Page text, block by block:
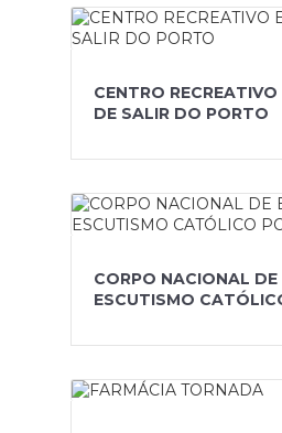
CENTRO
DE SALIR DO PORTO
CORPO NACIONAL DE
ESCUTISMO